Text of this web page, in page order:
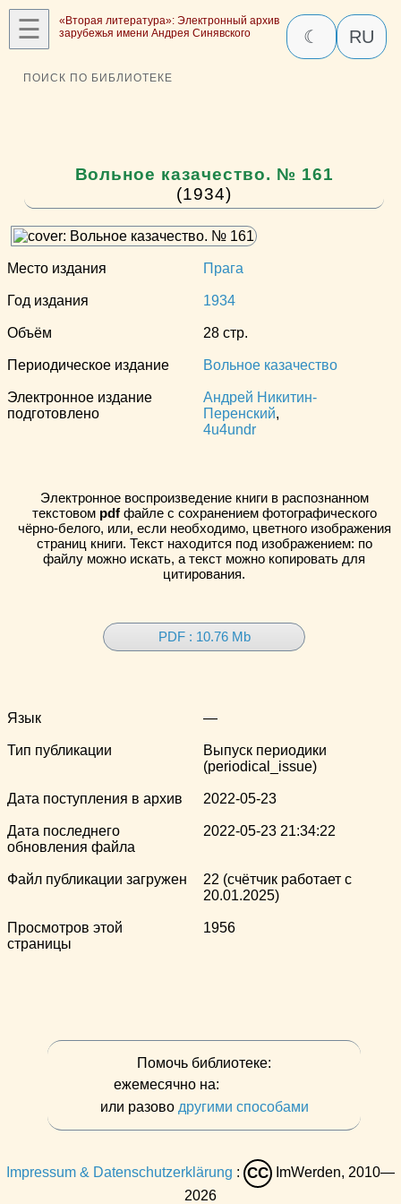
☰
«Вторая литература»: Электронный архив
зарубежья имени Андрея Синявского
☾ RU
ПОИСК ПО БИБЛИОТЕКЕ
Вольное казачество. № 161
(1934)
Место издания Прага
Год издания 1934
Объём 28 стр.
Периодическое издание Вольное казачество
Электронное издание
подготовлено
Андрей Никитин-
Перенский,
4u4undr
Электронное воспроизведение книги в распознанном
текстовом pdfфайле с сохранением фотографического
чёрно-белого, или, если необходимо, цветного изображения
страниц книги. Текст находится под изображением: по
файлу можно искать, а текст можно копировать для
цитирования.
PDF : 10.76 Mb
Язык —
Тип публикации
Выпуск периодики
(periodical_issue)
Дата поступления в архив 2022-05-23
Дата последнего
обновления файла
2022-05-23 21:34:22
Файл публикации загружен
22 (счётчик работает с
20.01.2025)
Просмотров этой
страницы
1956
Помочь библиотеке:
ежемесячно на:
или разово другими способами
Impressum & Datenschutzerklärung : CC
ImWerden, 2010—
2026